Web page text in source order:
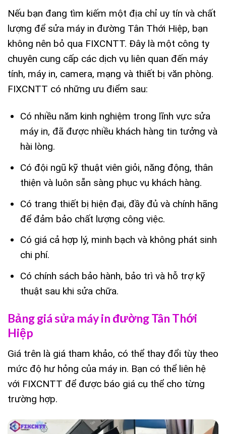
Nếu bạn đang tìm kiếm một địa chỉ uy tín và chất
lượng để sửa máy in đường Tân Thới Hiệp, bạn
không nên bỏ qua FIXCNTT. Đây là một công ty
chuyên cung cấp các dịch vụ liên quan đến máy
tính, máy in, camera, mạng và thiết bị văn phòng.
FIXCNTT có những ưu điểm sau:
Có nhiều năm kinh nghiệm trong lĩnh vực sửa
máy in, đã được nhiều khách hàng tin tưởng và
hài lòng.
Có đội ngũ kỹ thuật viên giỏi, năng động, thân
thiện và luôn sẵn sàng phục vụ khách hàng.
Có trang thiết bị hiện đại, đầy đủ và chính hãng
để đảm bảo chất lượng công việc.
Có giá cả hợp lý, minh bạch và không phát sinh
chi phí.
Có chính sách bảo hành, bảo trì và hỗ trợ kỹ
thuật sau khi sửa chữa.
Bảng giá sửa máy in đường Tân Thới
Hiệp
Giá trên là giá tham khảo, có thể thay đổi tùy theo
mức độ hư hỏng của máy in. Bạn có thể liên hệ
với FIXCNTT để được báo giá cụ thể cho từng
trường hợp.